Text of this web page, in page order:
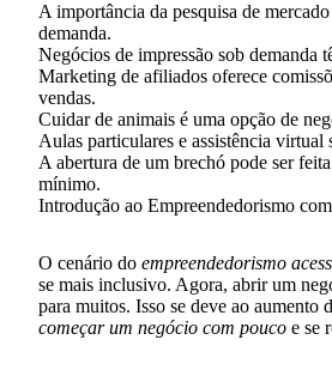
A importância da pesquisa de
demanda.
Negócios de impressão sob demanda
Marketing de afiliados oferece
vendas.
Cuidar de animais é uma opção de
Aulas particulares e assistência virtual
A abertura de um brechó pode ser
mínimo.
Introdução ao Empreendedorismo
O cenário do empreendedorismo
se mais inclusivo. Agora, abrir um
para muitos. Isso se deve ao aumento
começar um negócio com pouco e se